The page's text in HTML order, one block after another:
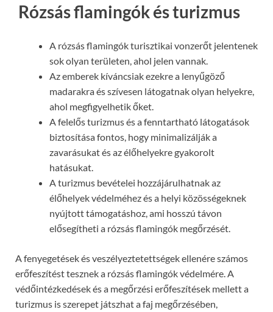
Rózsás flamingók és turizmus
A rózsás flamingók turisztikai vonzerőt jelentenek
sok olyan területen, ahol jelen vannak.
Az emberek kíváncsiak ezekre a lenyűgöző
madarakra és szívesen látogatnak olyan helyekre,
ahol megfigyelhetik őket.
A felelős turizmus és a fenntartható látogatások
biztosítása fontos, hogy minimalizálják a
zavarásukat és az élőhelyekre gyakorolt
hatásukat.
A turizmus bevételei hozzájárulhatnak az
élőhelyek védelméhez és a helyi közösségeknek
nyújtott támogatáshoz, ami hosszú távon
elősegítheti a rózsás flamingók megőrzését.
A fenyegetések és veszélyeztetettségek ellenére számos
erőfeszítést tesznek a rózsás flamingók védelmére. A
védőintézkedések és a megőrzési erőfeszítések mellett a
turizmus is szerepet játszhat a faj megőrzésében,